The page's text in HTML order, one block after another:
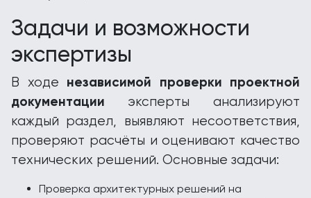
Задачи и возможности
экспертизы
В ходе независимой проверки проектной
документации эксперты анализируют
каждый раздел, выявляют несоответствия,
проверяют расчёты и оценивают качество
технических решений. Основные задачи:
Проверка архитектурных решений на